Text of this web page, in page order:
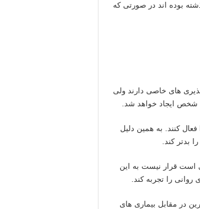
بوده اند در صورتی که
های خاصی دارند ولی
شخص ایجاد خواهد شد.
کنند. به همین دلیل
بدتر کند.
است قرار نیست به این
را تجربه کند.
در مقابل بیماری های